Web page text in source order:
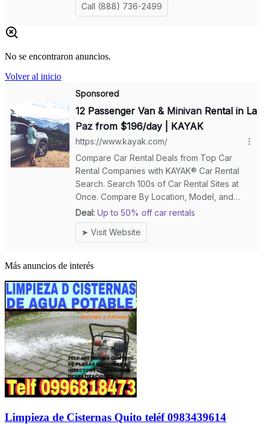
No se encontraron anuncios.
Volver al inicio
Más anuncios de interés
Limpieza de Cisternas Quito teléf 0983439614